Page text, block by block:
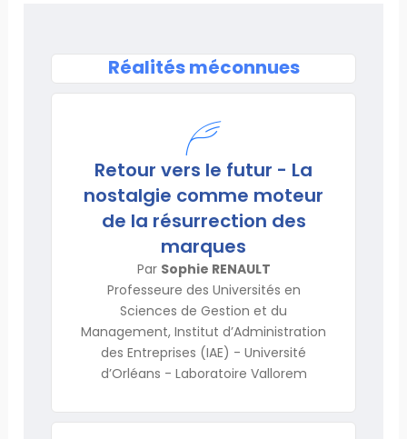
Réalités méconnues
Retour vers le futur - La
nostalgie comme moteur
de la résurrection des
marques
Par Sophie RENAULT
Professeure des Universités en
Sciences de Gestion et du
Management, Institut d’Administration
des Entreprises (IAE) - Université
d’Orléans - Laboratoire Vallorem